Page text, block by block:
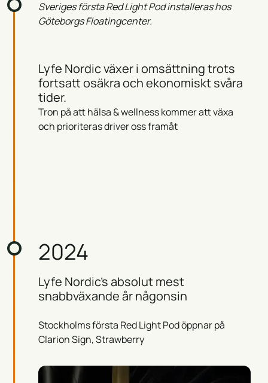
Sveriges första Red Light Pod installeras hos
Göteborgs Floatingcenter.
Lyfe Nordic växer i omsättning trots
fortsatt osäkra och ekonomiskt svåra
tider.
Tron på att hälsa & wellness kommer att växa
och prioriteras driver oss framåt
Lyfe Nordic’s absolut mest
snabbväxande år någonsin
Stockholms första Red Light Pod öppnar på
Clarion Sign, Strawberry
2024